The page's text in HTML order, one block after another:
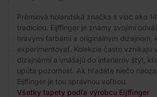
Prémiová holandská značka s viac ako
tradíciou. Eijffinger je známy svojimi
hravými farbami a originálnym dizajnom,
experimentovať. Kolekcie často vznikajú
dizajnérmi a vnášajú do interiérov štýl,
upúta pozornosť. Ak hľadáte niečo
Eijffinger je tou správnou voľbou.
Všetky tapety podľa výrobcu Eijffinger